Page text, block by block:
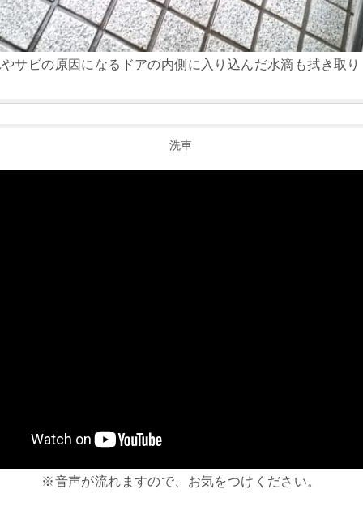
サビの原因になるドアの内側に入り込んだ水滴も拭き取
洗車
※音声が流れますので、お気をつけください。